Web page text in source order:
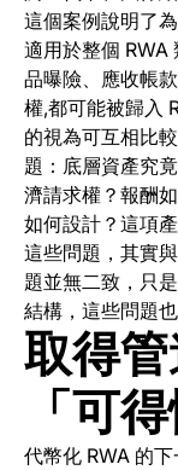
這個案例說明了
適用於整個 RWA
品曝險、應收帳
權,都可能被歸入
的視為可互相比
題：底層資產究
濟請求權？報酬
如何設計？這項
這些問題，其實
題並無二致，只
結構，這些問題
取得
「可
代幣化 RWA 的